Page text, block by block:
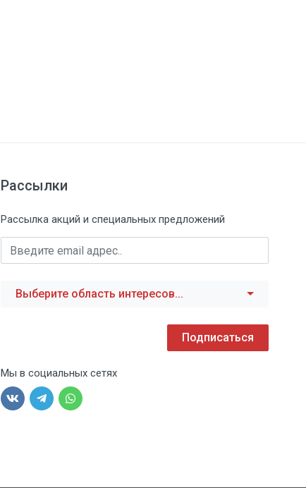
Рассылки
Рассылка акций и специальных предложений
Выберите область интересов...
Подписаться
Мы в социальных сетях